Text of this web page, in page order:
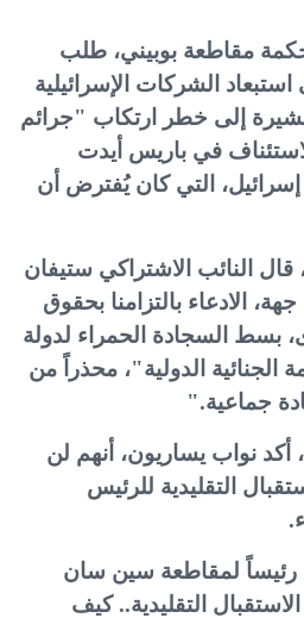
مقاطعة بوبيني، طلب
الشركات الإسرائيلية
إلى خطر ارتكاب "جرائم
في باريس أيدت
التي كان يُفترض أن
النائب الاشتراكي ستيفان
الادعاء بالتزامنا بحقوق
بسط السجادة الحمراء لدولة
الدولية"، محذراً من
جماعية".
نواب يساريون، أنهم لن
التقليدية للرئيس
.
لمقاطعة سين سان
التقليدية.. كيف